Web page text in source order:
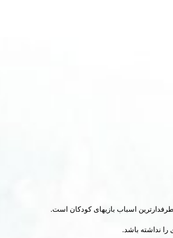
اسباب بازیهای کودکان است.
را نداشته باشد.